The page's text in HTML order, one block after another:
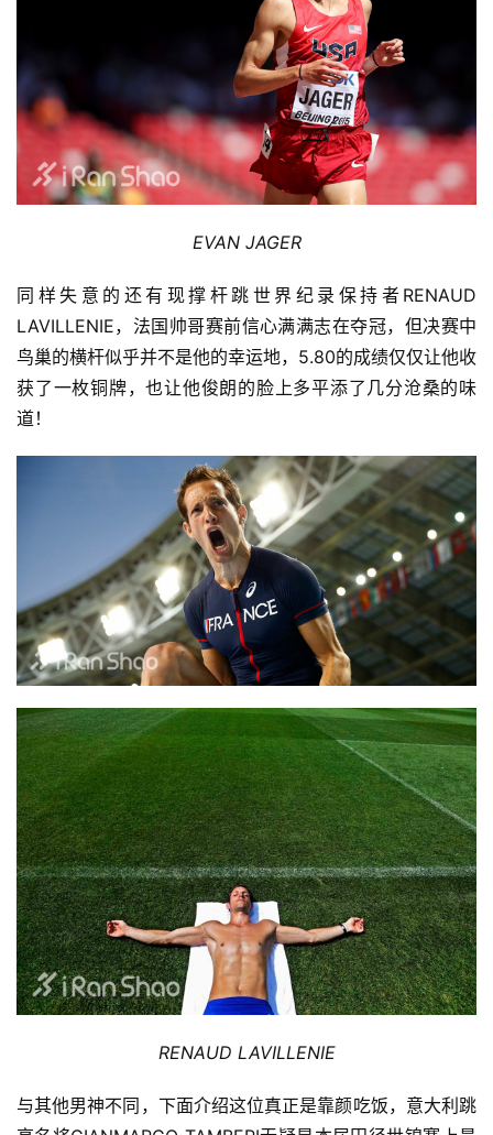
EVAN JAGER
同样失意的还有现撑杆跳世界纪录保持者 RENAUD
LAVILLENIE，法国帅哥赛前信心满满志在夺冠，但决赛中
鸟巢的横杆似乎并不是他的幸运地，5.80的成绩仅仅让他收
获了一枚铜牌，也让他俊朗的脸上多平添了几分沧桑的味
道！
RENAUD LAVILLENIE
与其他男神不同，下面介绍这位真正是靠颜吃饭，意大利跳